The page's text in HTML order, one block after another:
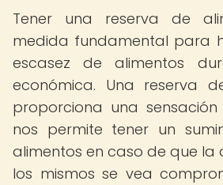
Tener una reserva de
medida fundamental para
escasez de alimentos
económica. Una reserva
proporciona una
nos permite tener un
alimentos en caso de que la
los mismos se vea